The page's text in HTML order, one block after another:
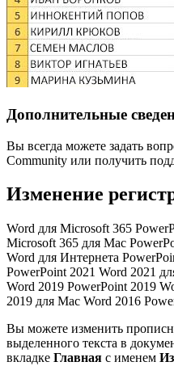
Дополнительные
Вы всегда можете задать
Community или получить
Изменение
Word для Microsoft 365
Microsoft 365 для Mac
Word для Интернета
PowerPoint 2021 Word 2021
Word 2019 PowerPoint 2019
2019 для Mac Word 2016
Вы можете изменить
выделенного текста в
вкладке Главная с именем